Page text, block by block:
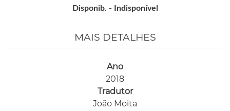
Disponib. -
Indisponível
MAIS DETALHES
Ano
2018
Tradutor
João Moita